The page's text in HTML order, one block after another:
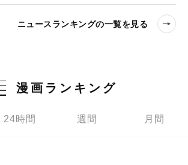
ニュースランキングの一覧を見る
漫画ランキング
24時間 週間 月間